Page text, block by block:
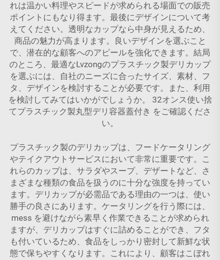
れは温かい料理やスピードが求められる場面での販売
ポイントにもなり得ます。最後にデザインについて考
えてください。透明なカップなら中身が見えるため、
商品の魅力が高まります。良いデザインを選ぶこと
で、潜在的な顧客へのアピールを強化できます。結局
のところ、最適なLvzongのプラスチック製デリカップ
を選ぶには、自社のニーズに合ったサイズ、素材、フ
タ、デザインを検討することが必要です。また、利用
を検討してみてはいかがでしょうか。 32オンス使い捨
てプラスチック製丸型デリ容器蓋付き をご確認くださ
い。
プラスチック製のデリカップは、フードケータリング
やテイクアウトサービスにおいて非常に重要です。こ
れらのカップは、サラダやスープ、デザートなど、さ
まざまな種類の食品を扱うのに十分な強度を持ってい
ます。デリカップが必需品である理由の一つは、使い
勝手の良さにあります。ケータリングを行う際には、
mess を避けながら素早く作業できることが求められ
ますが、デリカップはすぐに詰めることができ、フタ
も付いているため、食品をしっかり密封して新鮮な状
態で保ちやすくなります。これにより、顧客はこぼれ